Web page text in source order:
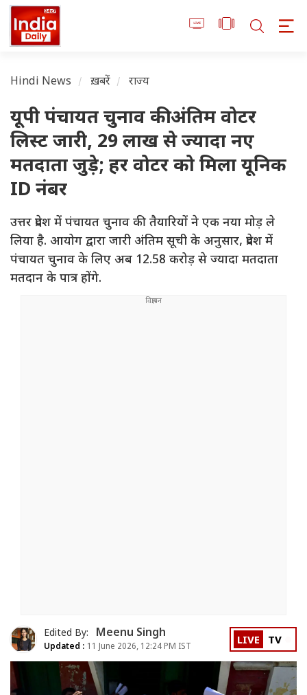
Hindi News ख़बरें राज्य
यूपी पंचायत चुनाव की अंतिम वोटर
लिस्ट जारी, 29 लाख से ज्यादा नए
मतदाता जुड़े; हर वोटर को मिला यूनिक
ID नंबर
उत्तर प्रदेश में पंचायत चुनाव की तैयारियों ने एक नया मोड़ ले
लिया है. आयोग द्वारा जारी अंतिम सूची के अनुसार, प्रदेश में
पंचायत चुनाव के लिए अब 12.58 करोड़ से ज्यादा मतदाता
मतदान के पात्र होंगे.
Edited By: Meenu Singh
Updated : 11 June 2026, 12:24 PM IST LIVE TV